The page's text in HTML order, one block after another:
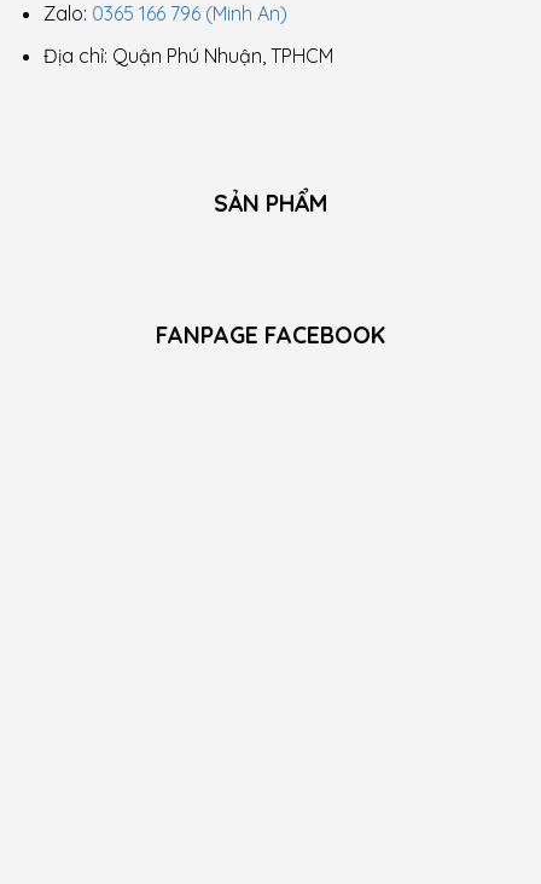
Zalo: 0365 166 796 (Minh An)
Địa chỉ: Quận Phú Nhuận, TPHCM
SẢN PHẨM
FANPAGE FACEBOOK